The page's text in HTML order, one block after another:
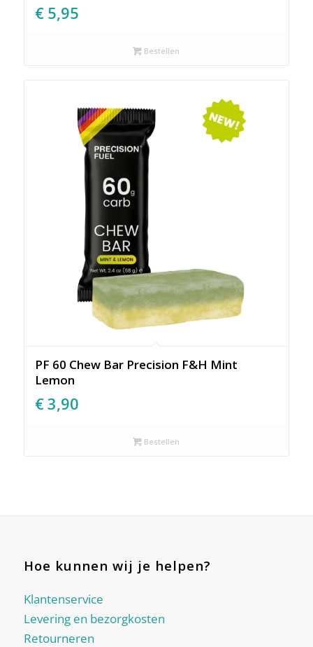
€ 5,95
Bestellen
PF 60 Chew Bar Precision F&H Mint
Lemon
€3,90
Bestellen
Hoe kunnen wij je helpen?
Klantenservice
Levering en bezorgkosten
Retourneren